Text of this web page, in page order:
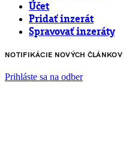
Účet
Pridať inzerát
Spravovať inzeráty
NOTIFIKÁCIE NOVÝCH ČLÁNKOV
Prihláste sa na odber